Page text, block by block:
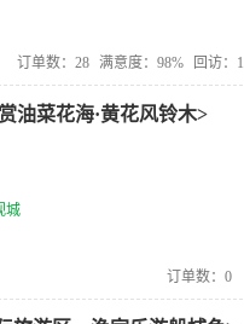
订单数： 28 满意度： 98% 回访： 1
油菜花海·黄花风铃木>
城
订单数： 0